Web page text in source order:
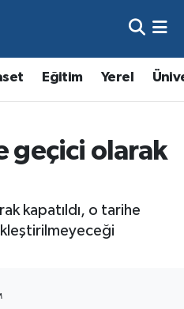
Eğitim Yerel
geçici olarak
kapatıldı, o tarihe
ve Fikstür